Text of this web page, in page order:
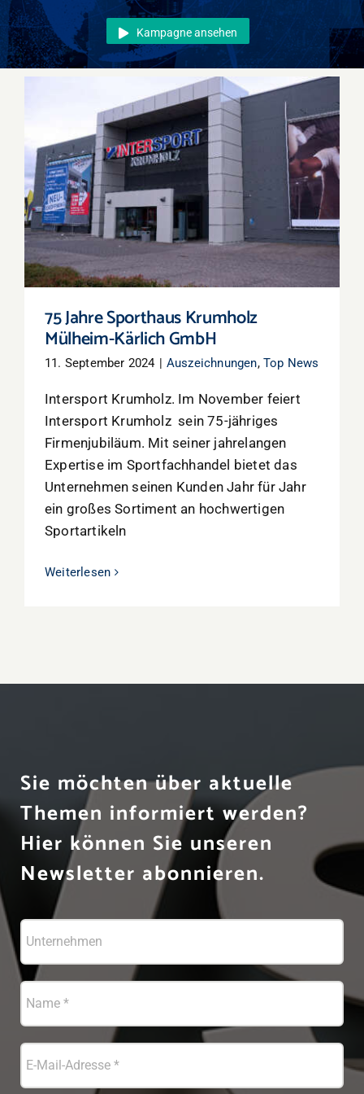
Events
Überregional
Kontakt
Kampagne ansehen
75 Jahre Sporthaus Krumholz Mülheim-
Kärlich GmbH
75 Jahre Sporthaus Krumholz
Mülheim-Kärlich GmbH
11. September 2024 | Auszeichnungen,Top News
Intersport Krumholz. Im November feiert
Intersport Krumholz sein 75-jähriges
Firmenjubiläum. Mit seiner jahrelangen
Expertise im Sportfachhandel bietet das
Unternehmen seinen Kunden Jahr für Jahr
ein großes Sortiment an hochwertigen
Sportartikeln
Weiterlesen
Sie möchten über aktuelle
Themen informiert werden?
Hier können Sie unseren
Newsletter abonnieren.